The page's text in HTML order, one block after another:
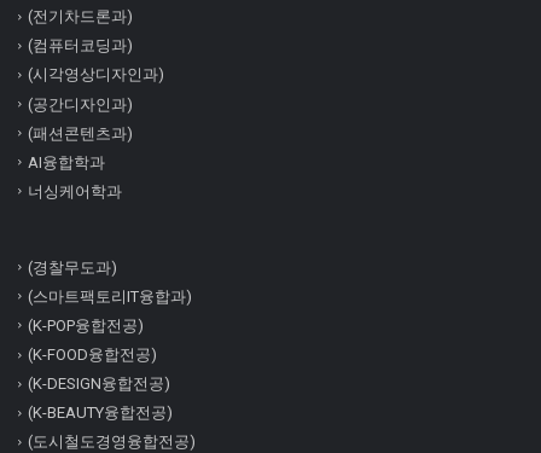
(전기차드론과)
(컴퓨터코딩과)
(시각영상디자인과)
(공간디자인과)
(패션콘텐츠과)
AI융합학과
너싱케어학과
(경찰무도과)
(스마트팩토리IT융합과)
(K-POP융합전공)
(K-FOOD융합전공)
(K-DESIGN융합전공)
(K-BEAUTY융합전공)
(도시철도경영융합전공)